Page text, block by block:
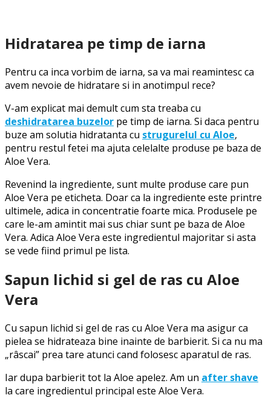
Hidratarea pe timp de iarna
Pentru ca inca vorbim de iarna, sa va mai reamintesc ca
avem nevoie de hidratare si in anotimpul rece?
V-am explicat mai demult cum sta treaba cu
deshidratarea buzelor pe timp de iarna. Si daca pentru
buze am solutia hidratanta cu strugurelul cu Aloe,
pentru restul fetei ma ajuta celelalte produse pe baza de
Aloe Vera.
Revenind la ingrediente, sunt multe produse care pun
Aloe Vera pe eticheta. Doar ca la ingrediente este printre
ultimele, adica in concentratie foarte mica. Produsele pe
care le-am amintit mai sus chiar sunt pe baza de Aloe
Vera. Adica Aloe Vera este ingredientul majoritar si asta
se vede fiind primul pe lista.
Sapun lichid si gel de ras cu Aloe
Vera
Cu sapun lichid si gel de ras cu Aloe Vera ma asigur ca
pielea se hidrateaza bine inainte de barbierit. Si ca nu ma
„râscai” prea tare atunci cand folosesc aparatul de ras.
Iar dupa barbierit tot la Aloe apelez. Am un after shave
la care ingredientul principal este Aloe Vera.